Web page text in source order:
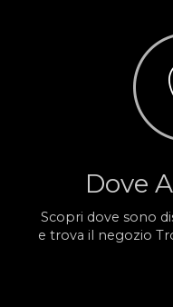
Dove
Scopri dove sono
e trova il negozio